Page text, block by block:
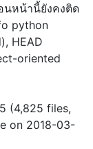
นหน้านี้ยังคงติด
python
HEAD
oriented
(4,825 files,
on 2018-03-